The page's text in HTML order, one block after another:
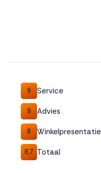
9 Service
9 Advies
8 Winkelpresentatie
8,7 Totaal